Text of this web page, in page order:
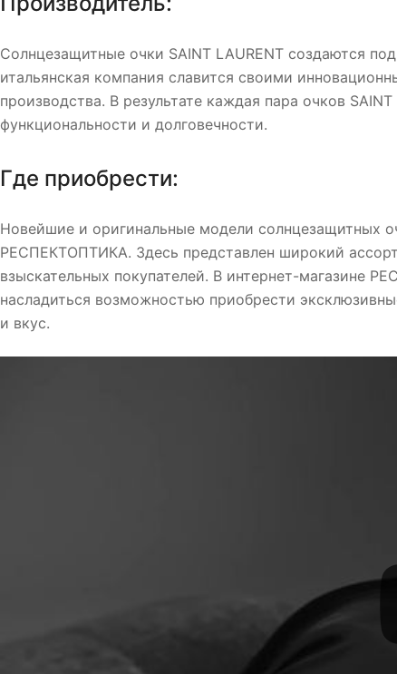
Солнцезащитные очки SAINT LAURENT создаются
итальянская компания славится своими
производства. В результате каждая пара очков
функциональности и долговечности.
Где приобрести:
Новейшие и оригинальные модели солнцезащитных
РЕСПЕКТОПТИКА. Здесь представлен широкий
взыскательных покупателей. В интернет-магазине
насладиться возможностью приобрести
и вкус.